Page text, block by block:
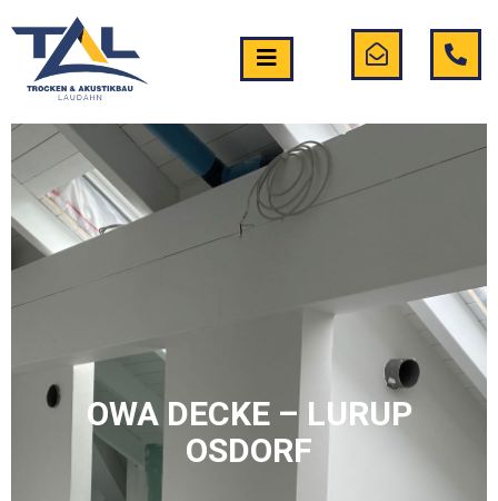
OWA DECKE – LURUP
OSDORF